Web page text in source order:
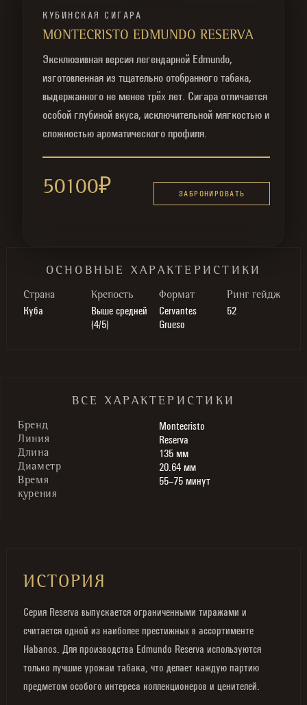
КУБИНСКАЯ СИГАРА
MONTECRISTO EDMUNDO RESERVA
Эксклюзивная версия легендарной Edmundo,
изготовленная из тщательно отобранного табака,
выдержанного не менее трёх лет. Сигара отличается
особой глубиной вкуса, исключительной мягкостью и
сложностью ароматического профиля.
50100₽ ЗАБРОНИРОВАТЬ
ОСНОВНЫЕ ХАРАКТЕРИСТИКИ
Cтрана
Куба
Крепость
Выше средней
(4/5)
Формат
Cervantes
Grueso
Ринг гейдж
52
ВСЕ ХАРАКТЕРИСТИКИ
Бренд Montecristo
Линия Reserva
Длина 135 мм
Диаметр 20.64 мм
Время
курения
55–75 минут
ИСТОРИЯ
Серия Reserva выпускается ограниченными тиражами и
считается одной из наиболее престижных в ассортименте
Habanos. Для производства Edmundo Reserva используются
только лучшие урожаи табака, что делает каждую партию
предметом особого интереса коллекционеров и ценителей.